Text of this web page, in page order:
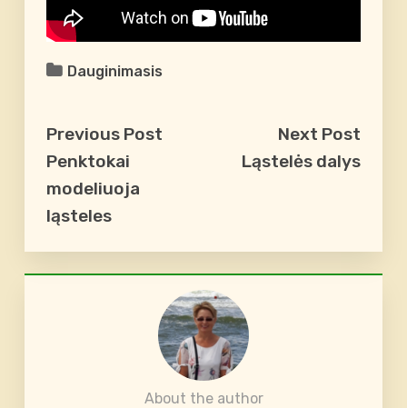
Dauginimasis
Previous Post
Penktokai
modeliuoja
ląsteles
Next Post
Ląstelės dalys
About the author